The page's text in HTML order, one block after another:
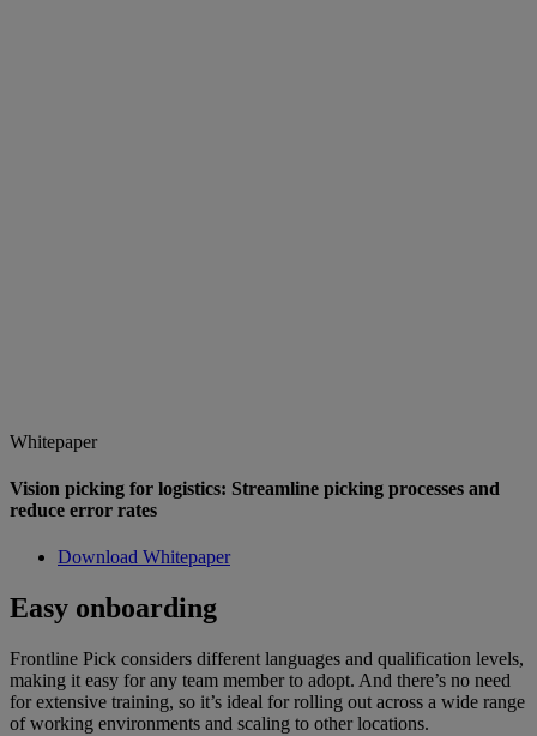
Whitepaper
Vision picking for logistics: Streamline picking processes and
reduce error rates
Download Whitepaper
Easy onboarding
Frontline Pick considers different languages and qualification levels,
making it easy for any team member to adopt. And there’s no need
for extensive training, so it’s ideal for rolling out across a wide range
of working environments and scaling to other locations.